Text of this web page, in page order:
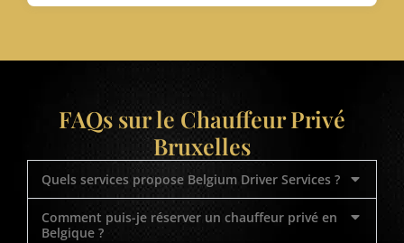
FAQs sur le Chauffeur Privé
Bruxelles
Quels services propose Belgium Driver Services ?
Comment puis-je réserver un chauffeur privé en
Belgique ?